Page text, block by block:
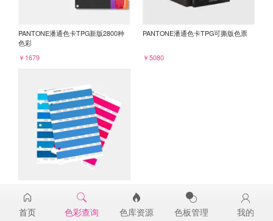
PANTONE潘通色卡TPG新版2800种
色彩
￥1679
PANTONE潘通色卡TPG可撕版色票
￥5080
17-4336TPG
￥98
首页 色彩查询 色库资源 色板管理 我的